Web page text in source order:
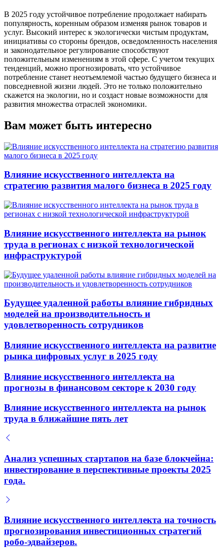
В 2025 году устойчивое потребление продолжает набирать
популярность, коренным образом изменяя рынок товаров и
услуг. Высокий интерес к экологически чистым продуктам,
инициативы со стороны брендов, осведомленность населения
и законодательное регулирование способствуют
положительным изменениям в этой сфере. С учетом текущих
тенденций, можно прогнозировать, что устойчивое
потребление станет неотъемлемой частью будущего бизнеса и
повседневной жизни людей. Это не только положительно
скажется на экологии, но и создаст новые возможности для
развития множества отраслей экономики.
Вам может быть интересно
Влияние искусственного интеллекта на
стратегию развития малого бизнеса в 2025 году
Влияние искусственного интеллекта на рынок
труда в регионах с низкой технологической
инфраструктурой
Будущее удаленной работы влияние гибридных
моделей на производительность и
удовлетворенность сотрудников
Влияние искусственного интеллекта на развитие
рынка цифровых услуг в 2025 году
Влияние искусственного интеллекта на
прогнозы в финансовом секторе к 2030 году
Влияние искусственного интеллекта на рынок
труда в ближайшие пять лет
Анализ успешных стартапов на базе блокчейна:
инвестирование в перспективные проекты 2025
года.
Влияние искусственного интеллекта на точность
прогнозирования инвестиционных стратегий
робо-эдвайзеров.